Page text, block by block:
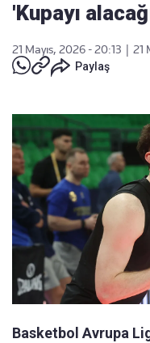
'Kupayı
21 Mayıs, 2026 - 20:13
21
Paylaş
Basketbol Avrupa